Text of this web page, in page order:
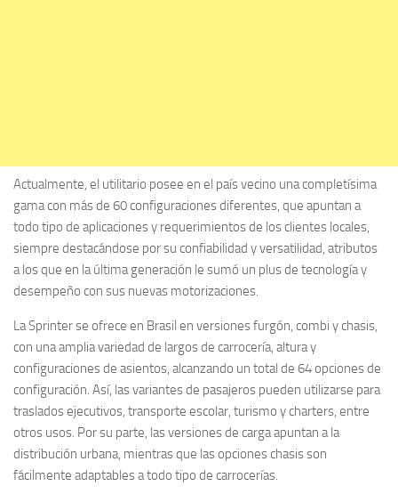
Actualmente, el utilitario posee en el país vecino una completísima
gama con más de 60 configuraciones diferentes, que apuntan a
todo tipo de aplicaciones y requerimientos de los clientes locales,
siempre destacándose por su confiabilidad y versatilidad, atributos
a los que en la última generación le sumó un plus de tecnología y
desempeño con sus nuevas motorizaciones.
La Sprinter se ofrece en Brasil en versiones furgón, combi y chasis,
con una amplia variedad de largos de carrocería, altura y
configuraciones de asientos, alcanzando un total de 64 opciones de
configuración. Así, las variantes de pasajeros pueden utilizarse para
traslados ejecutivos, transporte escolar, turismo y charters, entre
otros usos. Por su parte, las versiones de carga apuntan a la
distribución urbana, mientras que las opciones chasis son
fácilmente adaptables a todo tipo de carrocerías.